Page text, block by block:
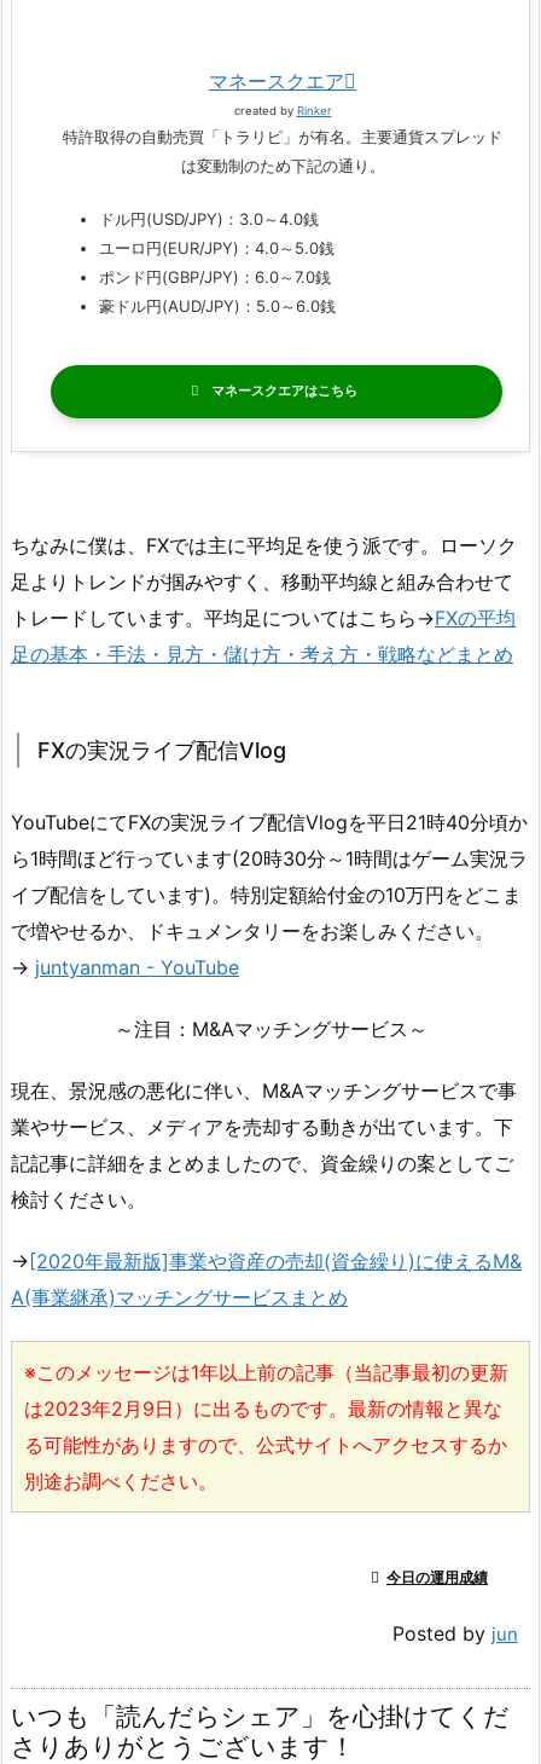
マネースクエア
created by Rinker
特許取得の自動売買「トラリピ」が有名。主要通貨スプレッド
は変動制のため下記の通り。
ドル円(USD/JPY)：3.0～4.0銭
ユーロ円(EUR/JPY)：4.0～5.0銭
ポンド円(GBP/JPY)：6.0～7.0銭
豪ドル円(AUD/JPY)：5.0～6.0銭
マネースクエア
ちなみに僕は、FXでは主に平均足を使う派です。ローソク
足よりトレンドが掴みやすく、移動平均線と組み合わせて
トレードしています。平均足についてはこちら→FXの平均
足の基本・手法・見方・儲け方・考え方・戦略などまとめ
FXの実況ライブ配信Vlog
YouTubeにてFXの実況ライブ配信Vlogを平日21時40分頃か
ら1時間ほど行っています(20時30分～1時間はゲーム実況ラ
イブ配信をしています)。特別定額給付金の10万円をどこま
で増やせるか、ドキュメンタリーをお楽しみください。
→ juntyanman - YouTube
～注目：M&Aマッチングサービス～
現在、景況感の悪化に伴い、M&Aマッチングサービスで事
業やサービス、メディアを売却する動きが出ています。下
記記事に詳細をまとめましたので、資金繰りの案としてご
検討ください。
→[2020年最新版]事業や資産の売却(資金繰り)に使えるM&
A(事業継承)マッチングサービスまとめ
※このメッセージは1年以上前の記事（当記事最初の更新
は2023年2月9日）に出るものです。最新の情報と異な
る可能性がありますので、公式サイトへアクセスするか
別途お調べください。
 今日の運用成績
Posted by jun
いつも「読んだらシェア」を心掛けてくだ
さりありがとうございます！